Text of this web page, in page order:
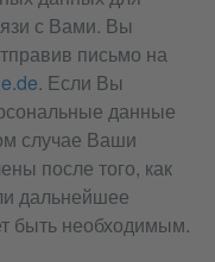
с Вами. Вы
письмо на
. Если Вы
данные
случае Ваши
после того, как
дальнейшее
быть необходимым.